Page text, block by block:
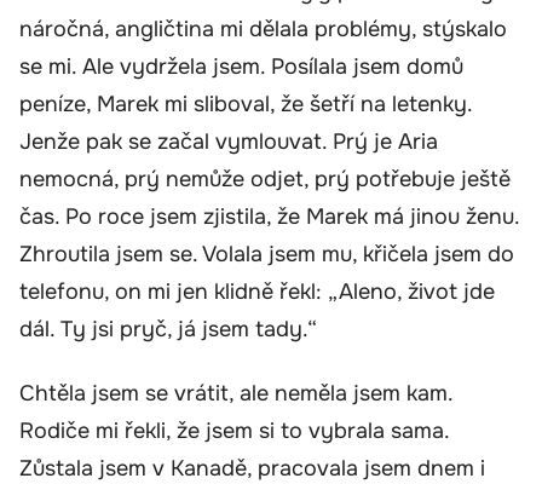
náročná, angličtina mi dělala problémy, stýskalo
se mi. Ale vydržela jsem. Posílala jsem domů
peníze, Marek mi sliboval, že šetří na letenky.
Jenže pak se začal vymlouvat. Prý je Aria
nemocná, prý nemůže odjet, prý potřebuje ještě
čas. Po roce jsem zjistila, že Marek má jinou ženu.
Zhroutila jsem se. Volala jsem mu, křičela jsem do
telefonu, on mi jen klidně řekl: „Aleno, život jde
dál. Ty jsi pryč, já jsem tady.“
Chtěla jsem se vrátit, ale neměla jsem kam.
Rodiče mi řekli, že jsem si to vybrala sama.
Zůstala jsem v Kanadě, pracovala jsem dnem i